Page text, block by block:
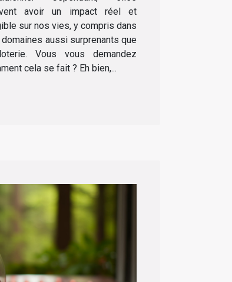
avoir un impact réel et
sur nos vies, y compris dans
aussi surprenants que
Vous vous demandez
cela se fait ? Eh bien,...